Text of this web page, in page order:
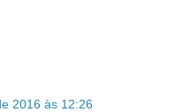
2016 às 12:26